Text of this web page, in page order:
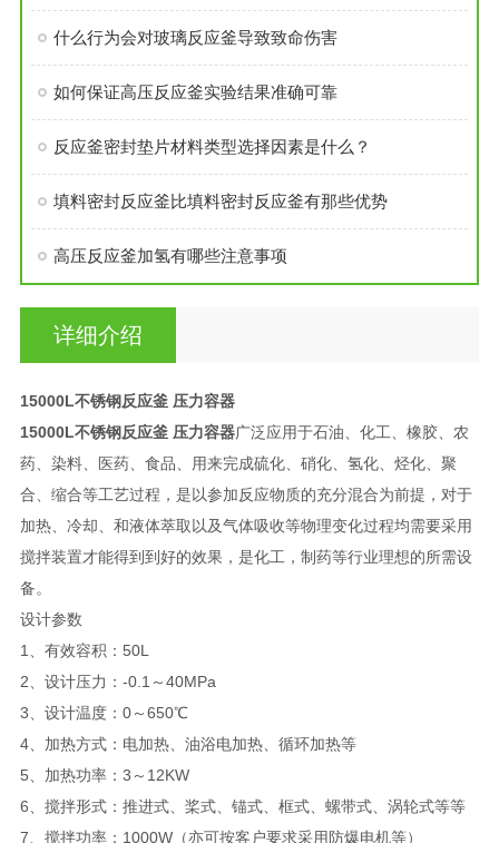
什么行为会对玻璃反应釜导致致命伤害
如何保证高压反应釜实验结果准确可靠
反应釜密封垫片材料类型选择因素是什么？
填料密封反应釜比填料密封反应釜有那些优势
高压反应釜加氢有哪些注意事项
详细介绍
15000L不锈钢反应釜 压力容器
15000L不锈钢反应釜 压力容器广泛应用于石油、化工、橡胶、农
药、染料、医药、食品、用来完成硫化、硝化、氢化、烃化、聚
合、缩合等工艺过程，是以参加反应物质的充分混合为前提，对于
加热、冷却、和液体萃取以及气体吸收等物理变化过程均需要采用
搅拌装置才能得到到好的效果，是化工，制药等行业理想的所需设
备。
设计参数
1、有效容积：50L
2、设计压力：-0.1～40MPa
3、设计温度：0～650℃
4、加热方式：电加热、油浴电加热、循环加热等
5、加热功率：3～12KW
6、搅拌形式：推进式、桨式、锚式、框式、螺带式、涡轮式等等
7、搅拌功率：1000W（亦可按客户要求采用防爆电机等）